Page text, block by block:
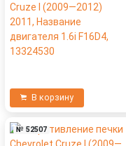
В корзину
№ 52507